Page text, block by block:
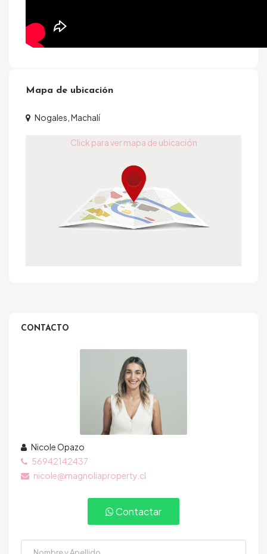
Mapa de ubicación
Nogales, Machalí
Click para ver mapa de ubicación
CONTACTO
Nicole Opazo
56942142437
nicole@magnoliaproperty.cl
Contactar